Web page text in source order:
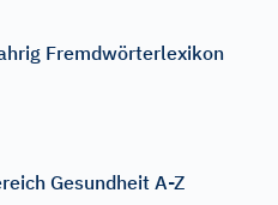
Fremdwörterlexikon
Gesundheit A-Z